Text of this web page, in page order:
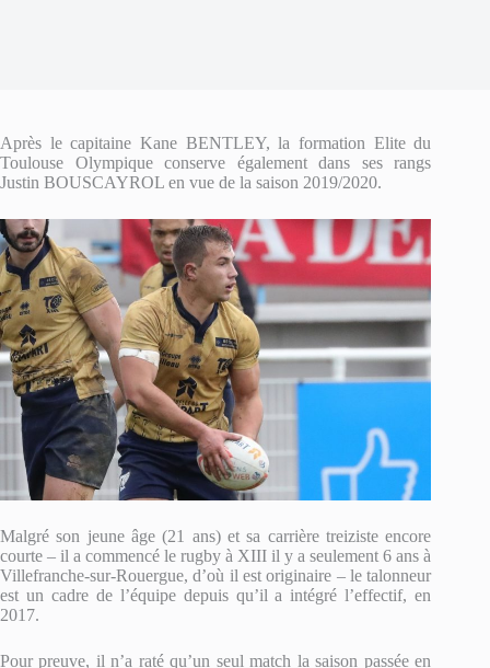
Après le capitaine Kane BENTLEY, la formation Elite du
Toulouse Olympique conserve également dans ses rangs
Justin BOUSCAYROL en vue de la saison 2019/2020.
Malgré son jeune âge (21 ans) et sa carrière treiziste encore
courte – il a commencé le rugby à XIII il y a seulement 6 ans à
Villefranche-sur-Rouergue, d’où il est originaire – le talonneur
est un cadre de l’équipe depuis qu’il a intégré l’effectif, en
2017.
Pour preuve, il n’a raté qu’un seul match la saison passée en